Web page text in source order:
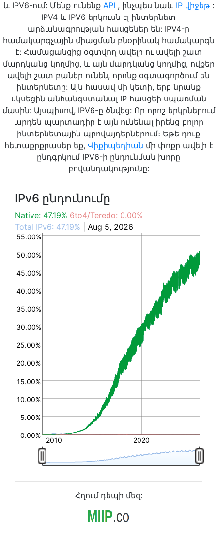
և IPV6-ում: Մենք ունենք API , ինչպես նաև IP վիջեթ:
IPV4 և IPV6 երկուսն էլ ինտերնետ
արձանագրության հասցեներ են: IPV4-ը
համակարգչային միացման բնօրինակ համակարգն
է: Համացանցից օգտվող ավելի ու ավելի շատ
մարդկանց կողմից, և այն մարդկանց կողմից, ովքեր
ավելի շատ բաներ ունեն, որոնք օգտագործում են
ինտերնետը: Այն հասավ մի կետի, երբ նրանք
սկսեցին անհանգստանալ IP հասցեի սպառման
մասին: Այսպիսով, IPV6-ը ծնվեց: Որ որոշ երկրներում
արդեն պարտադիր է այն ունենալ իրենց բոլոր
ինտերնետային պրովայդերներում։ Եթե դուք
հետաքրքրասեր եք, Վիքիպեդիան մի փոքր ավելի է
ընդգրկում IPV6-ի ընդունման խորը
բովանդակությունը:
IPv6 ընդունումը
Native: 47.19% 6to4/Teredo: 0.00%
Total IPv6: 47.19% | Aug 5, 2026
0.00%
5.00%
10.00%
15.00%
20.00%
25.00%
30.00%
35.00%
40.00%
45.00%
50.00%
55.00%
2010 2020
Հղում դեպի մեզ: